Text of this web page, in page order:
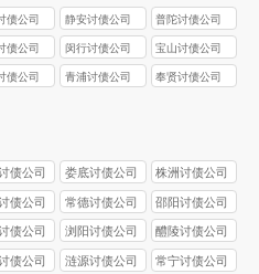
债公司 静安讨债公司 普陀讨债公司
债公司 闵行讨债公司 宝山讨债公司
债公司 青浦讨债公司 奉贤讨债公司
债公司 娄底讨债公司 株洲讨债公司
债公司 常德讨债公司 邵阳讨债公司
债公司 浏阳讨债公司 醴陵讨债公司
债公司 涟源讨债公司 常宁讨债公司